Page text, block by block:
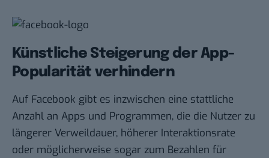
Künstliche Steigerung der App-
Popularität verhindern
Auf Facebook gibt es inzwischen eine stattliche
Anzahl an Apps und Programmen, die die Nutzer zu
längerer Verweildauer, höherer Interaktionsrate
oder möglicherweise sogar zum Bezahlen für